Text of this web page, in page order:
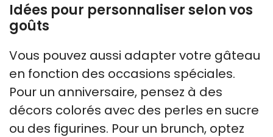
Idées pour personnaliser selon vos
goûts
Vous pouvez aussi adapter votre gâteau
en fonction des occasions spéciales.
Pour un anniversaire, pensez à des
décors colorés avec des perles en sucre
ou des figurines. Pour un brunch, optez